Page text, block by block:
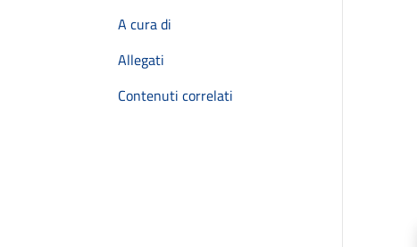
A cura di
Allegati
Contenuti correlati